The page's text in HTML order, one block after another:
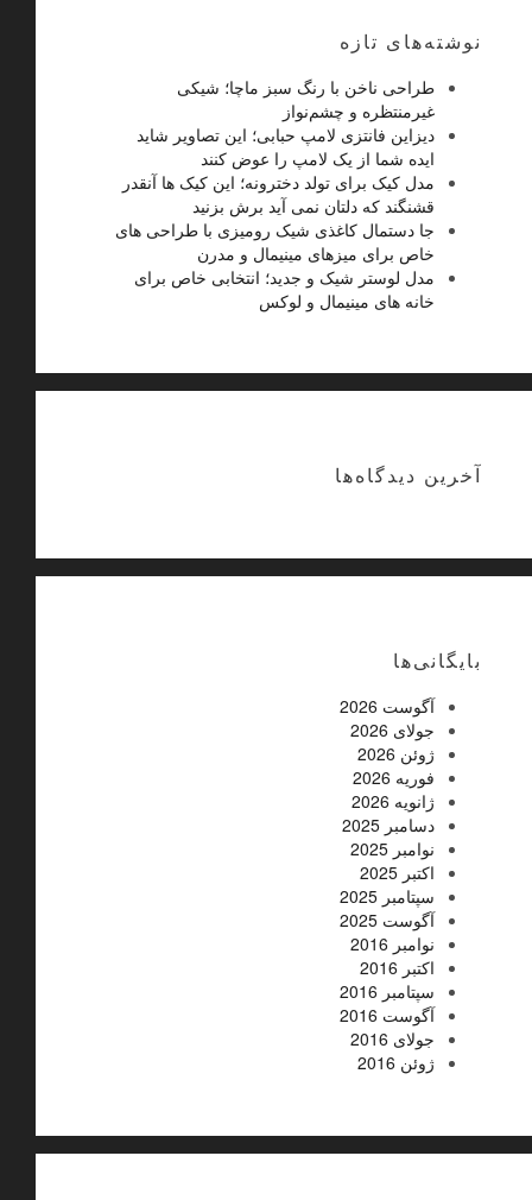
نوشته‌های تازه
طراحی ناخن با رنگ سبز ماچا؛ شیکی
غیرمنتظره و چشم‌نواز
دیزاین فانتزی لامپ حبابی؛ این تصاویر شاید
ایده شما از یک لامپ را عوض کنند
مدل کیک برای تولد دخترونه؛ این کیک ها آنقدر
قشنگند که دلتان نمی آید برش بزنید
جا دستمال کاغذی شیک رومیزی با طراحی های
خاص برای میزهای مینیمال و مدرن
مدل لوستر شیک و جدید؛ انتخابی خاص برای
خانه های مینیمال و لوکس
آخرین دیدگاه‌ها
بایگانی‌ها
آگوست 2026
جولای 2026
ژوئن 2026
فوریه 2026
ژانویه 2026
دسامبر 2025
نوامبر 2025
اکتبر 2025
سپتامبر 2025
آگوست 2025
نوامبر 2016
اکتبر 2016
سپتامبر 2016
آگوست 2016
جولای 2016
ژوئن 2016